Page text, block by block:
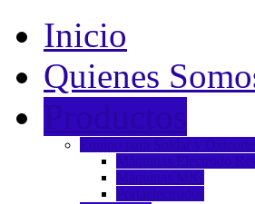
Inicio
Quienes
Productos
Equipo para Soldar y Oxicorte
Máquinas Electrodo
Máquinas MIG
Portaelectrodos